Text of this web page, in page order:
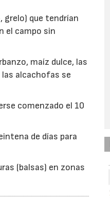
grelo) que tendrían
el campo sin
maíz dulce, las
las alcachofas se
comenzado el 10
de días para
(balsas) en zonas